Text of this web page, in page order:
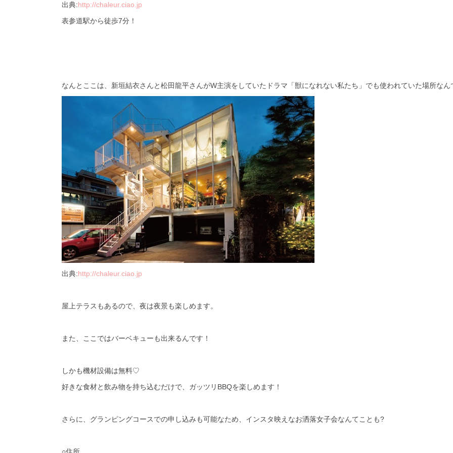
出典:http://chaleur.ciao.jp
表参道駅から徒歩7分！
なんとここは、新垣結衣さんと松田龍平さんがW主演をしていたドラマ「獣になれない私たち」でも使われていた場所なん
出典:http://chaleur.ciao.jp
屋上テラスもあるので、夜は夜景も楽しめます。
また、ここではバーベキューも出来るんです！
しかも機材設備は無料♡
好きな食材と飲み物を持ち込むだけで、ガッツリ BBQを楽しめます！
さらに、グランピングコースでの申し込みも可能なため、インスタ映えなお洒落女子会なんてことも?